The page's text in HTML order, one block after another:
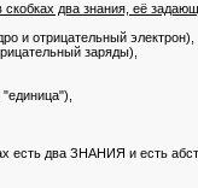
два знания, её
и отрицательный электрон),
заряды),
есть два ЗНАНИЯ и есть